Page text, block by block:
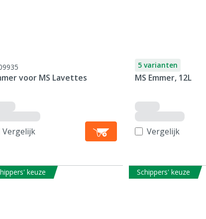
voor MS Lavettes
Vergelijk
5 varianten
MS Emmer, 12L
Vergelijk
keuze Schippers' keuze